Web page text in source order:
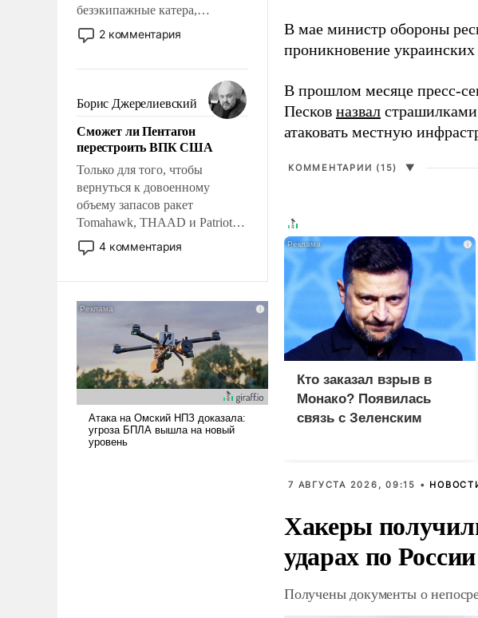
безэкипажные катера,
применение которых уже
стало обыденностью. Задача по
сложна и амбициозна. Однако
и ее реализация радикально
поднимет наши боевые
возможности.
2 комментария
Борис Джерелиевский
Сможет ли Пентагон
перестроить ВПК США
Только для того, чтобы
вернуться к довоенному
объему запасов ракет
Tomahawk, THAAD и Patriot
США потребуется более трех
лет. Даже небольшая война с
Сложившаяся ситуация
означает многолетний период
уязвимости США, например,
перед Китаем.
4 комментария
В мае министр обороны
проникновение
В прошлом месяце пресс-
Песков назвал страшилками
атаковать местную
КОММЕНТАРИИ (15) ▼
i
Кто заказал взрыв в
Монако? Появилась
связь с Зеленским
7 АВГУСТА 2026, 09:15 •
Хакеры
ударах по России
Получены документы о